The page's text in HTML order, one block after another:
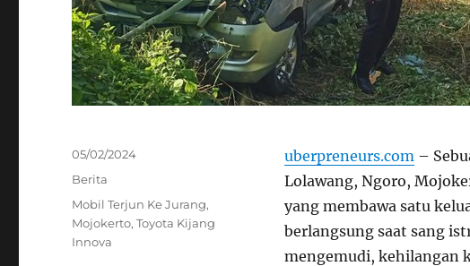
uberpreneurs.com–
Lolawang, Ngoro,
yang membawa satu
berlangsung saat sang
mengemudi, kehilangan
Posted
05/02/2024
Categories
Berita
Tags
Mobil Terjun Ke Jurang,
Mojokerto,Toyota Kijang
Innova